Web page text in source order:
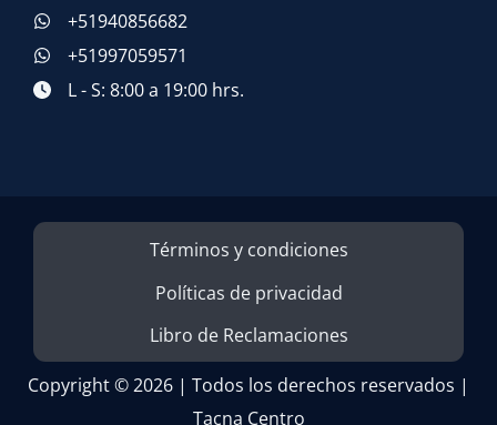
+51940856682
+51997059571
L - S: 8:00 a 19:00 hrs.
Términos y condiciones
Políticas de privacidad
Libro de Reclamaciones
Copyright © 2026 | Todos los derechos reservados |
Tacna Centro